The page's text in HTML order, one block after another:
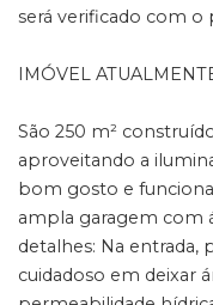
será verificado com o
IMÓVEL
São 250 m²
aproveitando a
bom gosto e
ampla garagem com
detalhes: Na
cuidadoso em deixar